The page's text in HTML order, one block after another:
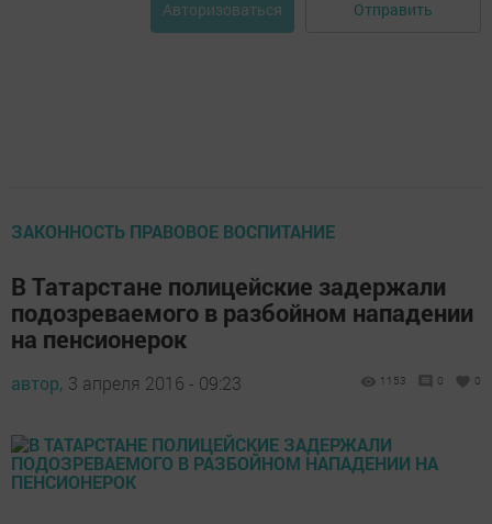
Авторизоваться Отправить
ЗАКОННОСТЬ ПРАВОВОЕ ВОСПИТАНИЕ
В Татарстане полицейские задержали
подозреваемого в разбойном нападении
на пенсионерок
автор, 3 апреля 2016 - 09:23 1153 0 0